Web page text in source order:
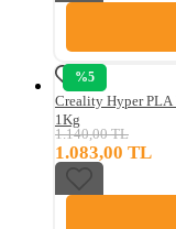
%5
Creality Hyper PLA
1Kg
1.140,00 TL
1.083,00 TL